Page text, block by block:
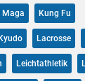
Maga Kung Fu
Kyudo Lacrosse
Leichtathletik